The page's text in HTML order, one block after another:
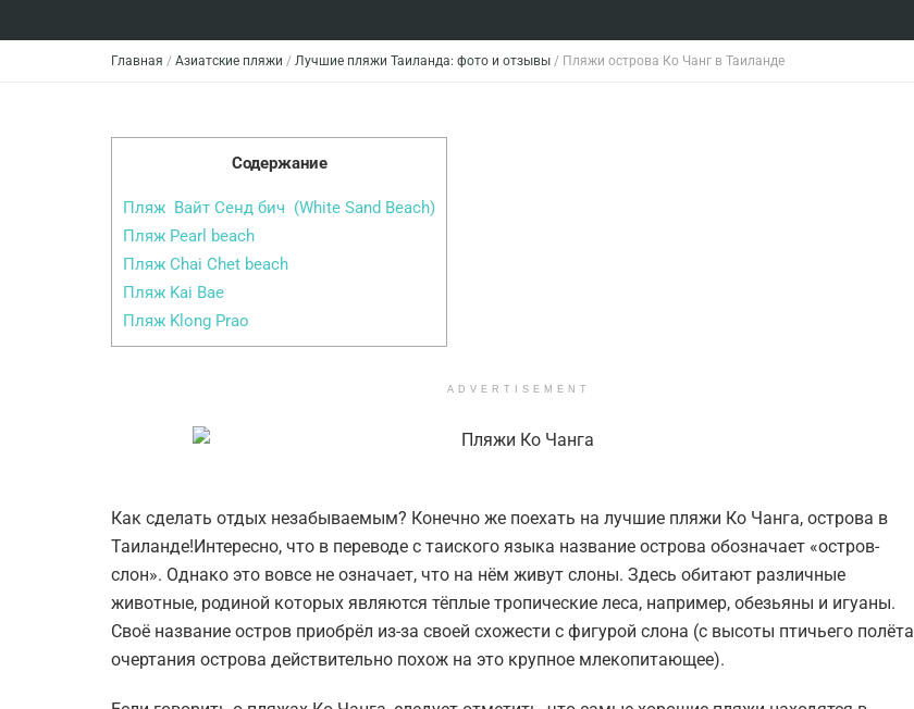
Главная / Азиатские пляжи / Лучшие пляжи Таиланда: фото и отзывы / Пляжи острова Ко Чанг в Таиланде
Содержание
Пляж Вайт Сенд бич (White Sand Beach)
Пляж Pearl beach
Пляж Chai Chet beach
Пляж Kai Bae
Пляж Klong Prao
ADVERTISEMENT
Как сделать отдых незабываемым? Конечно же поехать на лучшие пляжи Ко Чанга, острова в
Таиланде!Интересно, что в переводе с таиского языка название острова обозначает «остров-
слон». Однако это вовсе не означает, что на нём живут слоны. Здесь обитают различные
животные, родиной которых являются тёплые тропические леса, например, обезьяны и игуаны.
Своё название остров приобрёл из-за своей схожести с фигурой слона (с высоты птичьего полёта
очертания острова действительно похож на это крупное млекопитающее).